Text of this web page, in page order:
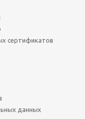
сертификатов
данных